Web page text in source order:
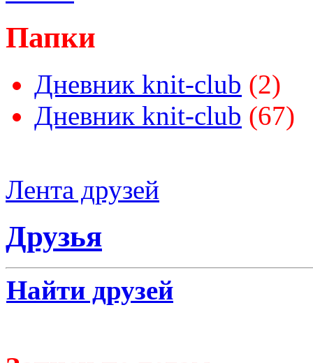
Папки
Дневник knit-club (2)
Дневник knit-club (67)
Лента друзей
Друзья
Найти друзей